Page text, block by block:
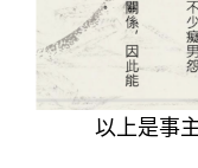
以上是事